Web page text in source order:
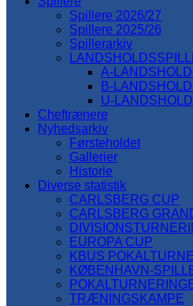
Spillere 2026/27
Spillere 2025/26
Spillerarkiv
A-
B-
U-
Cheftrænere
Nyhedsarkiv
Førsteholdet
Gallerier
Historie
Diverse statistik
CARLSBERG CUP
CARLSBERG
EUROPA CUP
KBUS
KØBENHAVN-
TRÆNINGSKAMPE